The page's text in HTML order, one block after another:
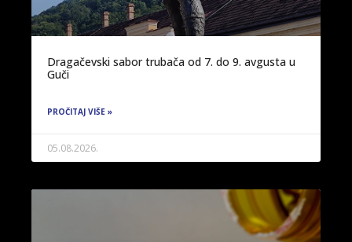
Dragačevski sabor trubača od 7. do 9. avgusta u
Guči
PROČITAJ VIŠE »
05.08.2026.